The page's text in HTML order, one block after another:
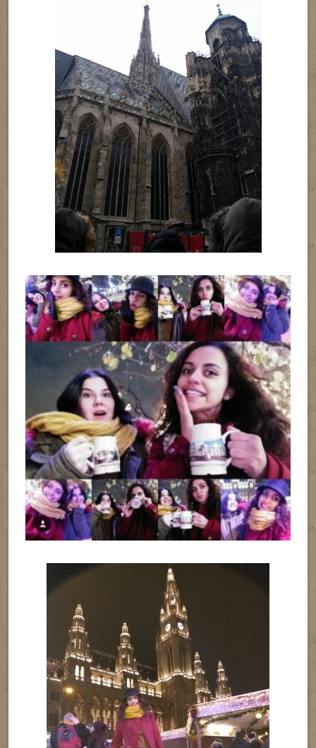
Si desigur ca nu am uitat sa trecem si prin Prater, chiar daca
era frig.